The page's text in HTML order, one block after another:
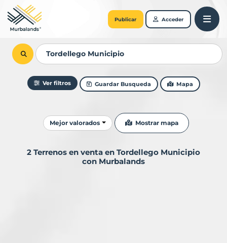
Publicar Acceder
Ver filtros Guardar Busqueda Mapa
Ordenar resultados
Mejor valorados Mostrar mapa
2 Terrenos en venta en Tordellego Municipio
con Murbalands